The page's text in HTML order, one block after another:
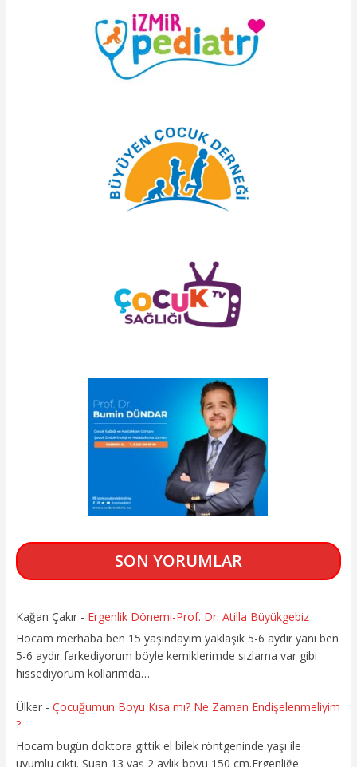
SON YORUMLAR
Kağan Çakır- Ergenlik Dönemi-Prof. Dr. Atilla Büyükgebiz
Hocam merhaba ben 15 yaşındayım yaklaşık 5-6 aydır yani ben
5-6 aydır farkediyorum böyle kemiklerimde sızlama var gibi
hissediyorum kollarımda…
Ülker- Çocuğumun Boyu Kısa mı? Ne Zaman Endişelenmeliyim
?
Hocam bugün doktora gittik el bilek röntgeninde yaşı ile
uyumlu çıktı. Şuan 13 yaş 2 aylık boyu 150 cm.Ergenliğe